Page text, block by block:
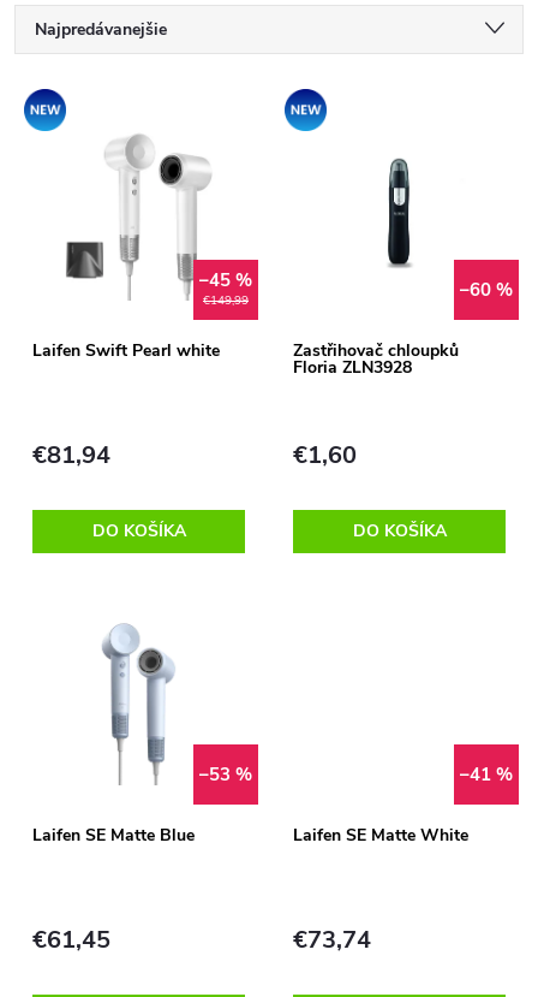
R
a
d
p
o
v
Najpredávanejšie
Najdrahšie
Abecedne
V
s
o
o
Akcia
€149,99
–45 %
Laifen Swift Pearl white
€81,94
DO KOŠÍKA
Novinka
–60 %
Zastřihovač chloupků
Floria ZLN3928
€1,60
DO KOŠÍKA
–53 %
Laifen SE Matte Blue
€61,45
–41 %
Laifen SE Matte White
€73,74